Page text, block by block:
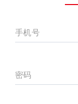
手机号
密码